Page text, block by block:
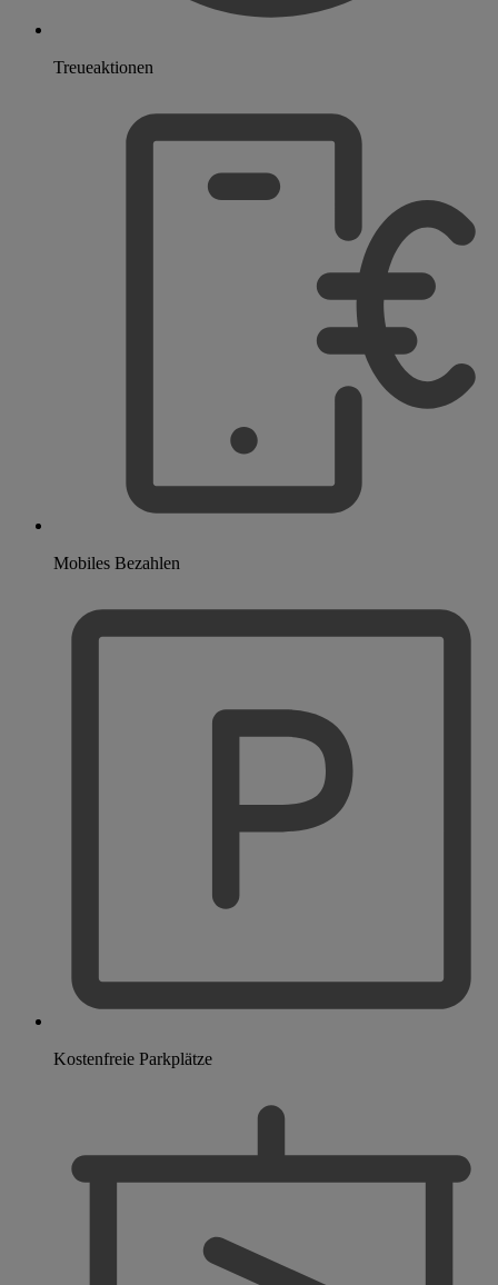
Treueaktionen
Mobiles Bezahlen
Kostenfreie Parkplätze